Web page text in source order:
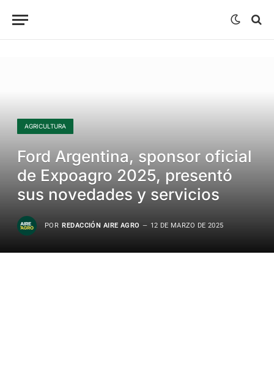
AGRICULTURA
Ford Argentina, sponsor oficial
de Expoagro 2025, presentó
sus novedades y servicios
POR REDACCIÓN AIRE AGRO 12 DE MARZO DE 2025